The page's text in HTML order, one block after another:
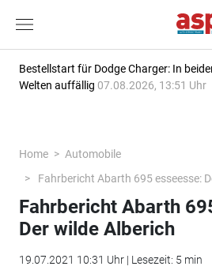
Bestellstart für Dodge Charger: In
Welten auffällig 07.08.2026, 13:51 Uhr
Home
Automobile
Fahrbericht Abarth 695 esseesse:
Fahrbericht Abarth
Der wilde Alberich
19.07.2021 10:31 Uhr | Lesezeit: 5 min